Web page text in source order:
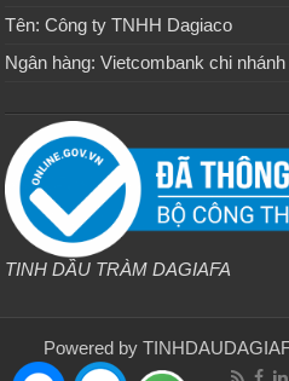
Tên: Công ty TNHH Dagiaco
Ngân hàng: Vietcombank chi
TINH DẦU TRÀM DAGIAFA
Powered by